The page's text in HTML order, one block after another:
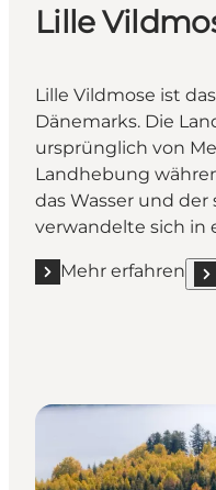
Lille
Lille Vildmose ist
Dänemarks. Die
ursprünglich von
Landhebung
das Wasser und
verwandelte sich in
Mehr erfahren
Mehr erfahren "Lille